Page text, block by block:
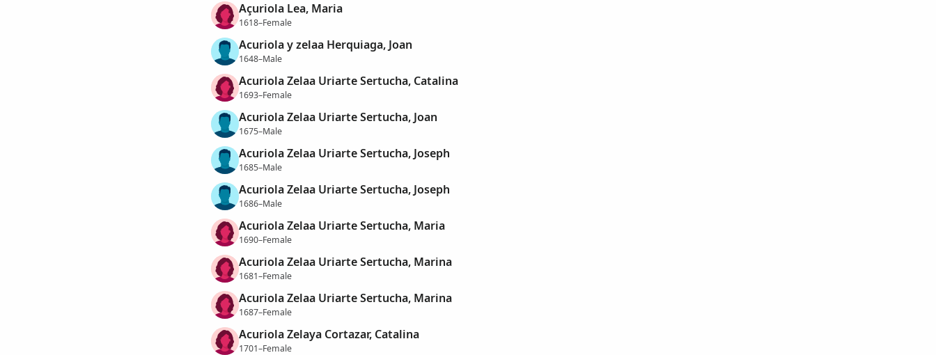
Açuriola Lea, Maria
1618–Female
Acuriola y zelaa Herquiaga, Joan
1648–Male
Acuriola Zelaa Uriarte Sertucha, Catalina
1693–Female
Acuriola Zelaa Uriarte Sertucha, Joan
1675–Male
Acuriola Zelaa Uriarte Sertucha, Joseph
1685–Male
Acuriola Zelaa Uriarte Sertucha, Joseph
1686–Male
Acuriola Zelaa Uriarte Sertucha, Maria
1690–Female
Acuriola Zelaa Uriarte Sertucha, Marina
1681–Female
Acuriola Zelaa Uriarte Sertucha, Marina
1687–Female
Acuriola Zelaya Cortazar, Catalina
1701–Female